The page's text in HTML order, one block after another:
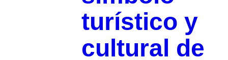
turístico y
cultural de